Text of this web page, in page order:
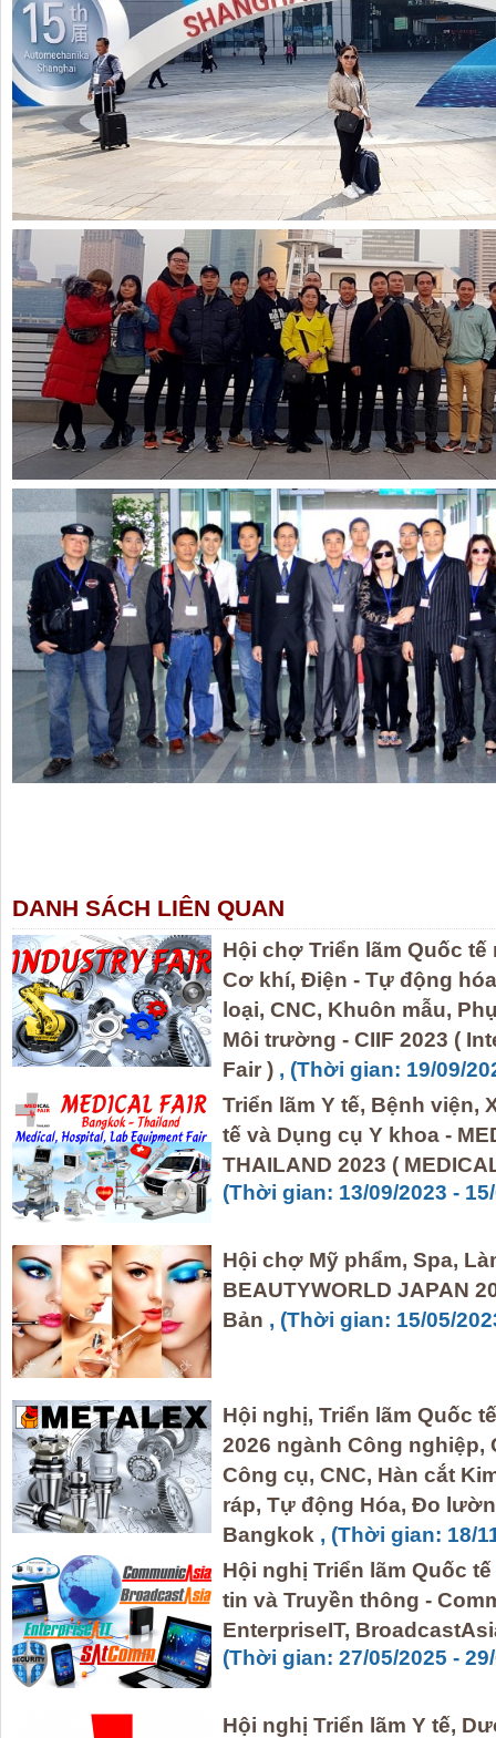
DANH SÁCH LIÊN QUAN
Hội chợ Triển lãm Quốc
Cơ khí, Điện - Tự động
loại, CNC, Khuôn mẫu,
Môi trường - CIIF 2023 (
Fair ) , (Thời gian: 19/09/
Triển lãm Y tế, Bệnh viện,
tế và Dụng cụ Y khoa -
THAILAND 2023 (
(Thời gian: 13/09/2023 -
Hội chợ Mỹ phẩm, Spa,
BEAUTYWORLD JAPAN
Bản , (Thời gian: 15/05/
Hội nghị, Triển lãm Quốc
2026 ngành Công nghiệp,
Công cụ, CNC, Hàn cắt
ráp, Tự động Hóa, Đo
Bangkok , (Thời gian: 18/
Hội nghị Triển lãm Quốc
tin và Truyền thông -
EnterpriseIT,
(Thời gian: 27/05/2025 -
Hội nghị Triển lãm Y tế,